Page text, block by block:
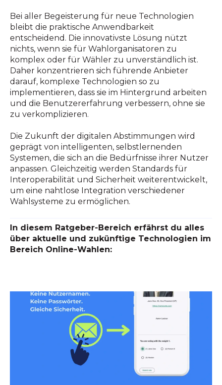
Bei aller Begeisterung für neue Technologien
bleibt die praktische Anwendbarkeit
entscheidend. Die innovativste Lösung nützt
nichts, wenn sie für Wahlorganisatoren zu
komplex oder für Wähler zu unverständlich ist.
Daher konzentrieren sich führende Anbieter
darauf, komplexe Technologien so zu
implementieren, dass sie im Hintergrund arbeiten
und die Benutzererfahrung verbessern, ohne sie
zu verkomplizieren.
Die Zukunft der digitalen Abstimmungen wird
geprägt von intelligenten, selbstlernenden
Systemen, die sich an die Bedürfnisse ihrer Nutzer
anpassen. Gleichzeitig werden Standards für
Interoperabilität und Sicherheit weiterentwickelt,
um eine nahtlose Integration verschiedener
Wahlsysteme zu ermöglichen.
In diesem Ratgeber-Bereich erfährst du alles
über aktuelle und zukünftige Technologien im
Bereich Online-Wahlen: